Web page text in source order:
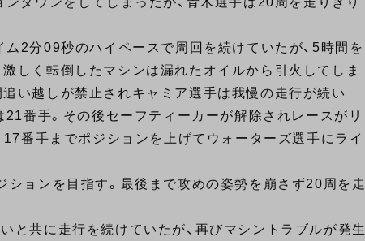
2分09秒のハイペースで周回を続けていたが、5時間を
しく転倒したマシンは漏れたオイルから引火してしま
い越しが禁止されキャミア選手は我慢の走行が続い
番手。その後セーフティーカーが解除されレースがリ
番手までポジションを上げてウォーターズ選手にライ
ョンを目指す。最後まで攻めの姿勢を崩さず20周を走
と共に走行を続けていたが、再びマシントラブルが発生